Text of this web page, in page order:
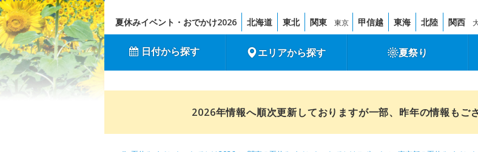
夏休みイベント・おでかけ2026 北海道 東北 関東 東京 甲信越 東海 北陸 関西
日付から探す エリアから探す 夏祭り
2026年情報へ順次更新しておりますが一部、昨年の情報もご